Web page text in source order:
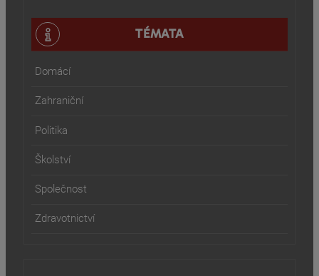
TÉMATA
Domácí
Zahraniční
Politika
Školství
Společnost
Zdravotnictví